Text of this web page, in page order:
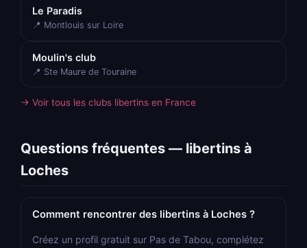
Le Paradis
📍 Montlouis sur Loire
Moulin's club
📍 Ste Maure de Touraine
→ Voir tous les clubs libertins en France
Questions fréquentes — libertins à
Loches
Comment rencontrer des libertins à Loches ?
Créez un profil gratuit sur Pas de Tabou, complétez